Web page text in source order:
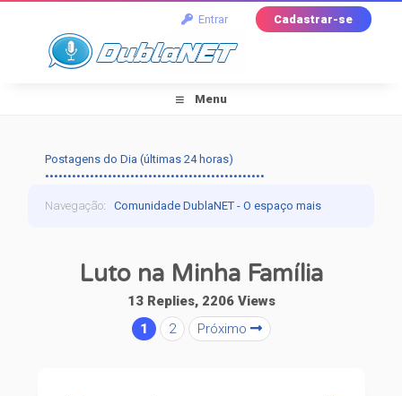
Entrar Cadastrar-se
Menu
Postagens do Dia (últimas 24 horas)
•••••••••••••••••••••••••••••••••••••••••••••••••
Navegação:Comunidade DublaNET - O espaço mais
Luto na Minha Família
13 Replies, 2206 Views
1
2 Próximo